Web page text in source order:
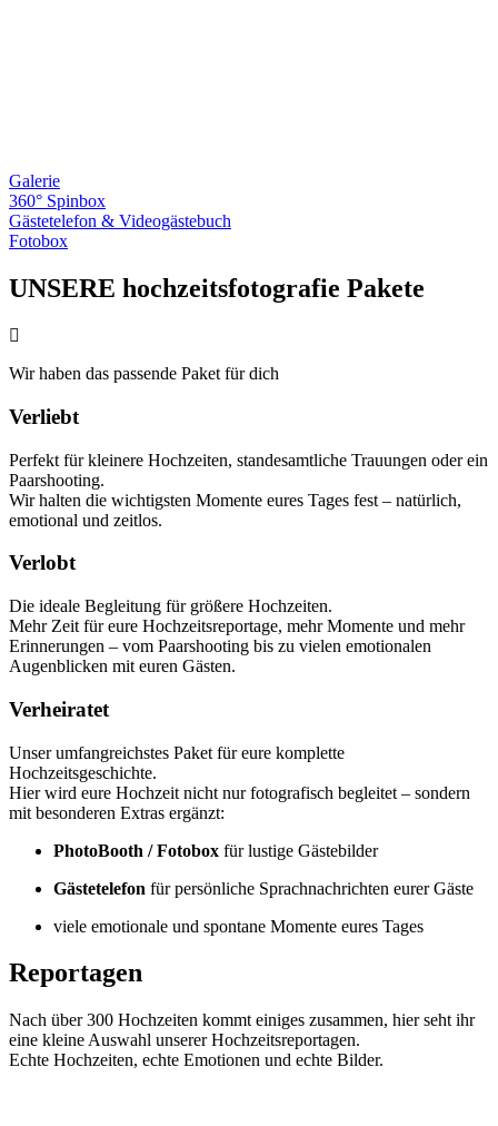
Galerie
360° Spinbox
Gästetelefon & Videogästebuch
Fotobox
UNSERE hochzeitsfotografie Pakete
Wir haben das passende Paket für dich
Verliebt
Perfekt für kleinere Hochzeiten, standesamtliche Trauungen oder ein
Paarshooting.
Wir halten die wichtigsten Momente eures Tages fest – natürlich,
emotional und zeitlos.
Verlobt
Die ideale Begleitung für größere Hochzeiten.
Mehr Zeit für eure Hochzeitsreportage, mehr Momente und mehr
Erinnerungen – vom Paarshooting bis zu vielen emotionalen
Augenblicken mit euren Gästen.
Verheiratet
Unser umfangreichstes Paket für eure komplette
Hochzeitsgeschichte.
Hier wird eure Hochzeit nicht nur fotografisch begleitet – sondern
mit besonderen Extras ergänzt:
PhotoBooth / Fotobox für lustige Gästebilder
Gästetelefon für persönliche Sprachnachrichten eurer Gäste
viele emotionale und spontane Momente eures Tages
Reportagen
Nach über 300 Hochzeiten kommt einiges zusammen, hier seht ihr
eine kleine Auswahl unserer Hochzeitsreportagen.
Echte Hochzeiten, echte Emotionen und echte Bilder.